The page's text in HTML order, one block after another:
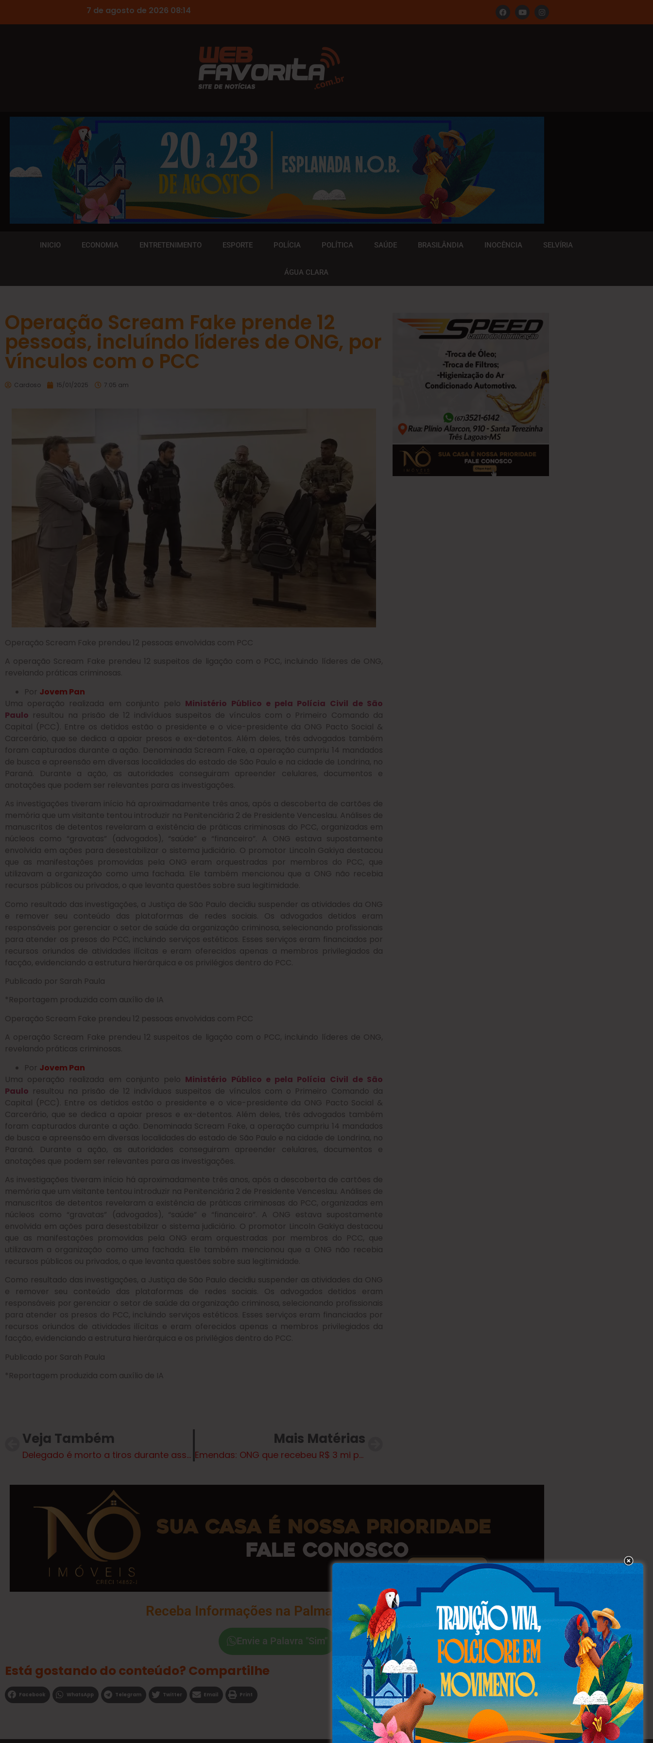
7 de agosto de 2026 08:14
INICIO ECONOMIA ENTRETENIMENTO ESPORTE POLÍCIA POLÍTICA SAÚDE BRASILÂNDIA INOCÊNCIA SELVÍRIA
ÁGUA CLARA
Operação Scream Fake prende 12
pessoas, incluíndo líderes de ONG, por
vínculos com o PCC
Cardoso 15/01/2025 7:05 am
Operação Scream Fake prendeu 12 pessoas envolvidas com PCC
A operação Scream Fake prendeu 12 suspeitos de ligação com o PCC, incluindo líderes de ONG,
revelando práticas criminosas.
Por Jovem Pan
Uma operação realizada em conjunto pelo Ministério Público e pela Polícia Civil de São
Paulo resultou na prisão de 12 indivíduos suspeitos de vínculos com o Primeiro Comando da
Capital (PCC). Entre os detidos estão o presidente e o vice-presidente da ONG Pacto Social &
Carcerário, que se dedica a apoiar presos e ex-detentos. Além deles, três advogados também
foram capturados durante a ação. Denominada Scream Fake, a operação cumpriu 14 mandados
de busca e apreensão em diversas localidades do estado de São Paulo e na cidade de Londrina, no
Paraná. Durante a ação, as autoridades conseguiram apreender celulares, documentos e
anotações que podem ser relevantes para as investigações.
As investigações tiveram início há aproximadamente três anos, após a descoberta de cartões de
memória que um visitante tentou introduzir na Penitenciária 2 de Presidente Venceslau. Análises de
manuscritos de detentos revelaram a existência de práticas criminosas do PCC, organizadas em
núcleos como “gravatas” (advogados), “saúde” e “financeiro”. A ONG estava supostamente
envolvida em ações para desestabilizar o sistema judiciário. O promotor Lincoln Gakiya destacou
que as manifestações promovidas pela ONG eram orquestradas por membros do PCC, que
utilizavam a organização como uma fachada. Ele também mencionou que a ONG não recebia
recursos públicos ou privados, o que levanta questões sobre sua legitimidade.
Como resultado das investigações, a Justiça de São Paulo decidiu suspender as atividades da ONG
e remover seu conteúdo das plataformas de redes sociais. Os advogados detidos eram
responsáveis por gerenciar o setor de saúde da organização criminosa, selecionando profissionais
para atender os presos do PCC, incluindo serviços estéticos. Esses serviços eram financiados por
recursos oriundos de atividades ilícitas e eram oferecidos apenas a membros privilegiados da
facção, evidenciando a estrutura hierárquica e os privilégios dentro do PCC.
Publicado por Sarah Paula
*Reportagem produzida com auxílio de IA
Operação Scream Fake prendeu 12 pessoas envolvidas com PCC
A operação Scream Fake prendeu 12 suspeitos de ligação com o PCC, incluindo líderes de ONG,
revelando práticas criminosas.
Por Jovem Pan
Uma operação realizada em conjunto pelo Ministério Público e pela Polícia Civil de São
Paulo resultou na prisão de 12 indivíduos suspeitos de vínculos com o Primeiro Comando da
Capital (PCC). Entre os detidos estão o presidente e o vice-presidente da ONG Pacto Social &
Carcerário, que se dedica a apoiar presos e ex-detentos. Além deles, três advogados também
foram capturados durante a ação. Denominada Scream Fake, a operação cumpriu 14 mandados
de busca e apreensão em diversas localidades do estado de São Paulo e na cidade de Londrina, no
Paraná. Durante a ação, as autoridades conseguiram apreender celulares, documentos e
anotações que podem ser relevantes para as investigações.
As investigações tiveram início há aproximadamente três anos, após a descoberta de cartões de
memória que um visitante tentou introduzir na Penitenciária 2 de Presidente Venceslau. Análises de
manuscritos de detentos revelaram a existência de práticas criminosas do PCC, organizadas em
núcleos como “gravatas” (advogados), “saúde” e “financeiro”. A ONG estava supostamente
envolvida em ações para desestabilizar o sistema judiciário. O promotor Lincoln Gakiya destacou
que as manifestações promovidas pela ONG eram orquestradas por membros do PCC, que
utilizavam a organização como uma fachada. Ele também mencionou que a ONG não recebia
recursos públicos ou privados, o que levanta questões sobre sua legitimidade.
Como resultado das investigações, a Justiça de São Paulo decidiu suspender as atividades da ONG
e remover seu conteúdo das plataformas de redes sociais. Os advogados detidos eram
responsáveis por gerenciar o setor de saúde da organização criminosa, selecionando profissionais
para atender os presos do PCC, incluindo serviços estéticos. Esses serviços eram financiados por
recursos oriundos de atividades ilícitas e eram oferecidos apenas a membros privilegiados da
facção, evidenciando a estrutura hierárquica e os privilégios dentro do PCC.
Publicado por Sarah Paula
*Reportagem produzida com auxílio de IA
Veja Também
Delegado é morto a tiros durante assalto na zona Sul de SP
Mais Matérias
Emendas: ONG que recebeu R$ 3 mi para capacitação faz shows sertanejos
Receba Informações na Palma da Sua Mão
Envie a Palavra "Sim"
Está gostando do conteúdo? Compartilhe
Facebook WhatsApp Telegram Twitter Email Print